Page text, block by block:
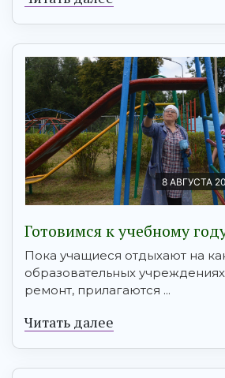
8 АВГУСТА
Готовимся к учебному
Пока учащиеся отдыхают на
образовательных
ремонт, прилагаются ...
Читать далее